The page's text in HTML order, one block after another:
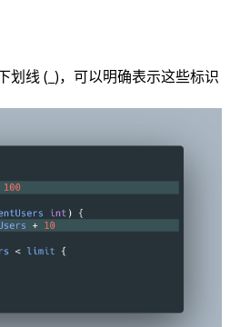
划线 (_)，可以明确表示这些标识